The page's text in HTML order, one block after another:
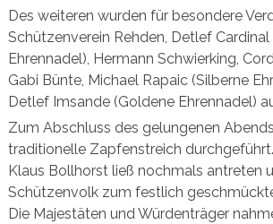
Des weiteren wurden für besondere
Schützenverein Rehden, Detlef
Ehrennadel), Hermann Schwierking,
Gabi Bünte, Michael Rapaic (Silberne
Detlef Imsande (Goldene Ehrennadel)
Zum Abschluss des gelungenen
traditionelle Zapfenstreich
Klaus Bollhorst ließ nochmals antreten
Schützenvolk zum festlich
Die Majestäten und Würdenträger